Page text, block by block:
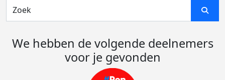
We hebben de volgende deelnemers
voor je gevonden